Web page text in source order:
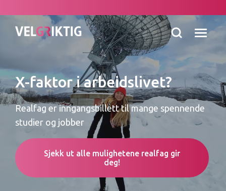
X-faktor i arbeidslivet?
Realfag er inngangsbillett til mange spennende
studier og jobber
Sjekk ut alle mulighetene realfag gir
deg!